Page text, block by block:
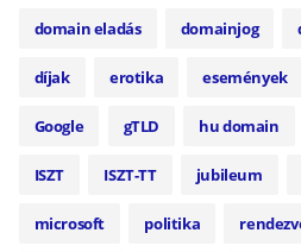
domain eladás domainjog
díjak erotika események
Google gTLD hu domain
ISZT ISZT-TT jubileum
microsoft politika